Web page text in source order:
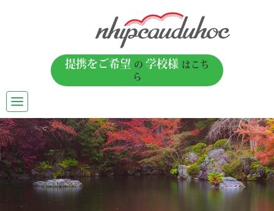
提携をご希望 の 学校様 はこち
ら
TOGGLE